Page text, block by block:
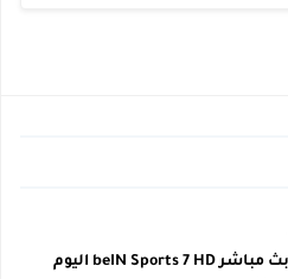
بين سبورت 7 | بث مباشر beIN Sports 7 HD اليوم